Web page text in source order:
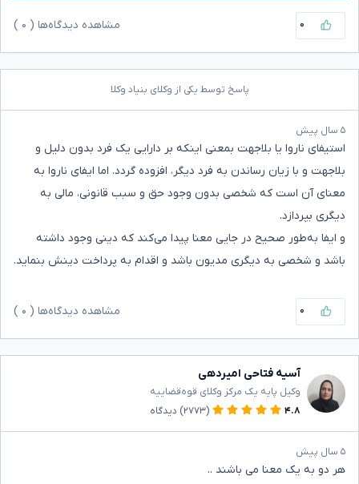
۰ مشاهده دیدگاه‌ها ( ۰
پاسخ توسط یکی از وکلای بنیاد وکلا
۵ سال پیش
استیفای ناروا یا بلاجهت بمعنی اینکه بر دارایی یک فرد بدون دلیل و
بلاجهت و با زیان رساندن به فرد دیگر، افزوده گردد. اما ایفای ناروا به
معنای آن است که شخصی بدون وجود حق و سبب قانونی، مالی به
دیگری بپردازد.
و ایفا به‌طور صحیح در جایی معنا پیدا می‌کند که دینی وجود داشته
باشد و شخصی به دیگری مدیون باشد و اقدام به پرداخت دینش بنماید.
۰ مشاهده دیدگاه‌ها ( ۰
آسیه فتاحی امیردهی
وکیل پایه یک مرکز وکلای قوه‌قضاییه
۴.۸
(۲۷۷۳) دیدگاه
۵ سال پیش
هر دو به یک معنا می باشند ..